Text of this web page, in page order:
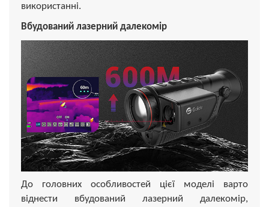
використанні.
Вбудований лазерний далекомір
До головних особливостей цієї моделі варто
віднести вбудований лазерний далекомір,